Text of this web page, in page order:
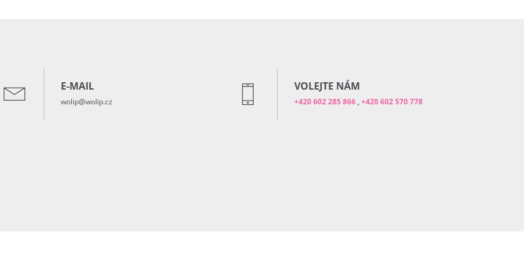
E-MAIL
wolip@wolip.cz
VOLEJTE NÁM
+420 602 285 866 +420 602 570 778